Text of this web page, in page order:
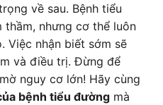
về sau. Bệnh tiểu
nhưng cơ thể luôn
Việc nhận biết sớm sẽ
và điều trị. Đừng để
nguy cơ lớn! Hãy cùng
bệnh tiểu đường mà